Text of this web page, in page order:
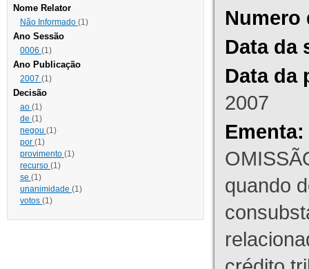
Nome Relator
Não Informado (1)
Ano Sessão
0006 (1)
Ano Publicação
2007 (1)
Decisão
ao (1)
de (1)
negou (1)
por (1)
provimento (1)
recurso (1)
se (1)
unanimidade (1)
votos (1)
Numero
Data da
Data da
2007
Ementa:
quando